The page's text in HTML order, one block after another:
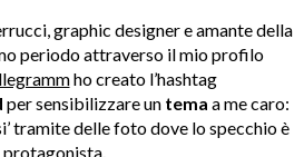
graphic designer e amante della
periodo attraverso il mio profilo
ho creato l’hashtag
per sensibilizzare un tema a me caro:
tramite delle foto dove lo specchio è
protagonista.